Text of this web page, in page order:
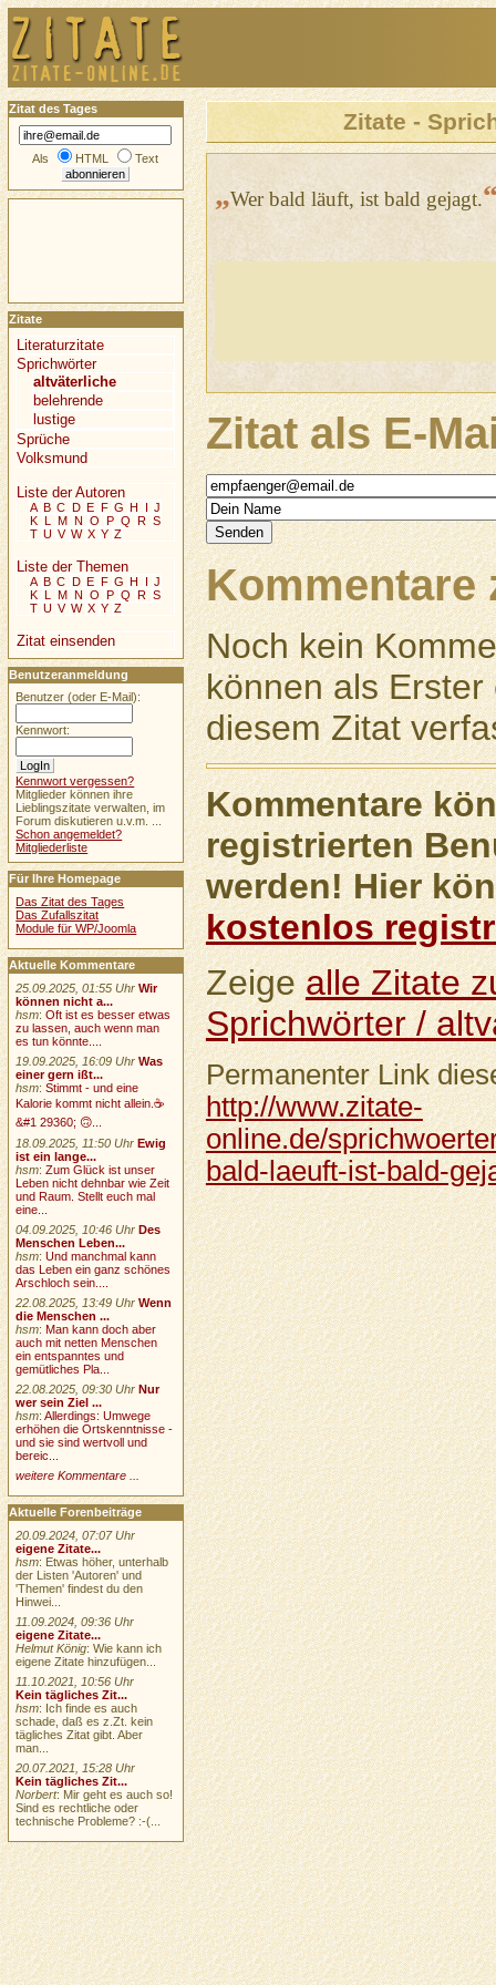
Zitate -
„Wer bald läuft, ist bald gejagt.
Zitat als E-
Kommentare
Noch kein
können als
diesem Zitat
Kommentare
registrierten
werden! Hier
kostenlos
Zeigealle Zitate
Sprichwörter /
Permanenter Link
http://www.zitate-
online.de/
bald-laeuft-ist-bald-
Zitat des Tages
Als HTML Text
Zitate
Literaturzitate
Sprichwörter
altväterliche
belehrende
lustige
Sprüche
Volksmund
Liste der Autoren
A B C D E F G H I J
K L M N O P Q R S
T U V W X Y Z
Liste der Themen
A B C D E F G H I J
K L M N O P Q R S
T U V W X Y Z
Zitat einsenden
Benutzeranmeldung
Benutzer (oder E-Mail):
Kennwort:
Kennwort vergessen?
Mitglieder können ihre
Lieblingszitate verwalten, im
Forum diskutieren u.v.m. ...
Schon angemeldet?
Mitgliederliste
Für Ihre Homepage
Das Zitat des Tages
Das Zufallszitat
Module für WP/Joomla
Aktuelle Kommentare
25.09.2025, 01:55 Uhr Wir
können nicht a...
hsm:Oft ist es besser etwas
zu lassen, auch wenn man
es tun könnte....
19.09.2025, 16:09 Uhr Was
einer gern ißt...
hsm:Stimmt - und eine
Kalorie kommt nicht allein.☕
&#1 29360; 🙃...
18.09.2025, 11:50 Uhr Ewig
ist ein lange...
hsm:Zum Glück ist unser
Leben nicht dehnbar wie Zeit
und Raum. Stellt euch mal
eine...
04.09.2025, 10:46 Uhr Des
Menschen Leben...
hsm:Und manchmal kann
das Leben ein ganz schönes
Arschloch sein....
22.08.2025, 13:49 Uhr Wenn
die Menschen ...
hsm:Man kann doch aber
auch mit netten Menschen
ein entspanntes und
gemütliches Pla...
22.08.2025, 09:30 Uhr Nur
wer sein Ziel ...
hsm:Allerdings: Umwege
erhöhen die Ortskenntnisse -
und sie sind wertvoll und
bereic...
weitere Kommentare ...
Aktuelle Forenbeiträge
20.09.2024, 07:07 Uhr
eigene Zitate...
hsm: Etwas höher, unterhalb
der Listen 'Autoren' und
'Themen' findest du den
Hinwei...
11.09.2024, 09:36 Uhr
eigene Zitate...
Helmut König: Wie kann ich
eigene Zitate hinzufügen...
11.10.2021, 10:56 Uhr
Kein tägliches Zit...
hsm: Ich finde es auch
schade, daß es z.Zt. kein
tägliches Zitat gibt. Aber
man...
20.07.2021, 15:28 Uhr
Kein tägliches Zit...
Norbert: Mir geht es auch so!
Sind es rechtliche oder
technische Probleme? :-(...